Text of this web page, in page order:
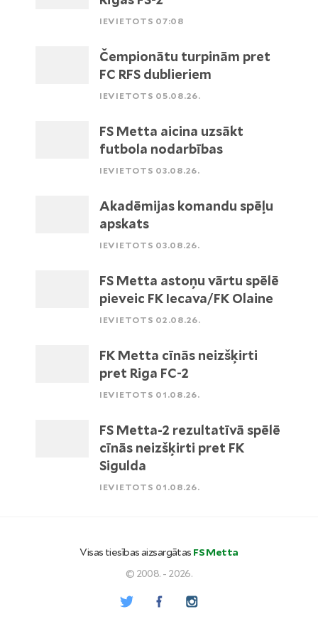
IEVIETOTS 07:08
Čempionātu turpinām pret
FC RFS dublieriem
IEVIETOTS 05.08.26.
FS Metta aicina uzsākt
futbola nodarbības
IEVIETOTS 03.08.26.
Akadēmijas komandu spēļu
apskats
IEVIETOTS 03.08.26.
FS Metta astoņu vārtu spēlē
pieveic FK Iecava/FK Olaine
IEVIETOTS 02.08.26.
FK Metta cīnās neizšķirti
pret Riga FC-2
IEVIETOTS 01.08.26.
FS Metta-2 rezultatīvā spēlē
cīnās neizšķirti pret FK
Sigulda
IEVIETOTS 01.08.26.
Visas tiesības aizsargātas FS Metta
© 2008. - 2026.